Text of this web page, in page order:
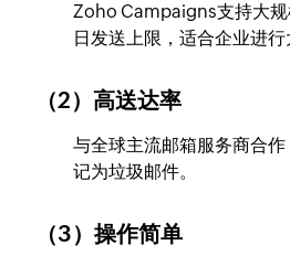
Zoho Campaigns支持大
日发送上限，适合企业进行
（2）高送达率
与全球主流邮箱服务商合
记为垃圾邮件。
（3）操作简单